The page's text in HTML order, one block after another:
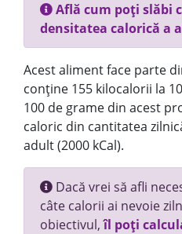
Află cum poți slăbi
densitatea calorică a
Acest aliment face parte
conține 155 kilocalorii la
100 de grame din acest
caloric din cantitatea
adult (2000 kCal).
Dacă vrei să afli
câte calorii ai nevoie
obiectivul,îl poți